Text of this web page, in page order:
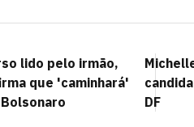
lido pelo irmão,
que 'caminhará'
DF